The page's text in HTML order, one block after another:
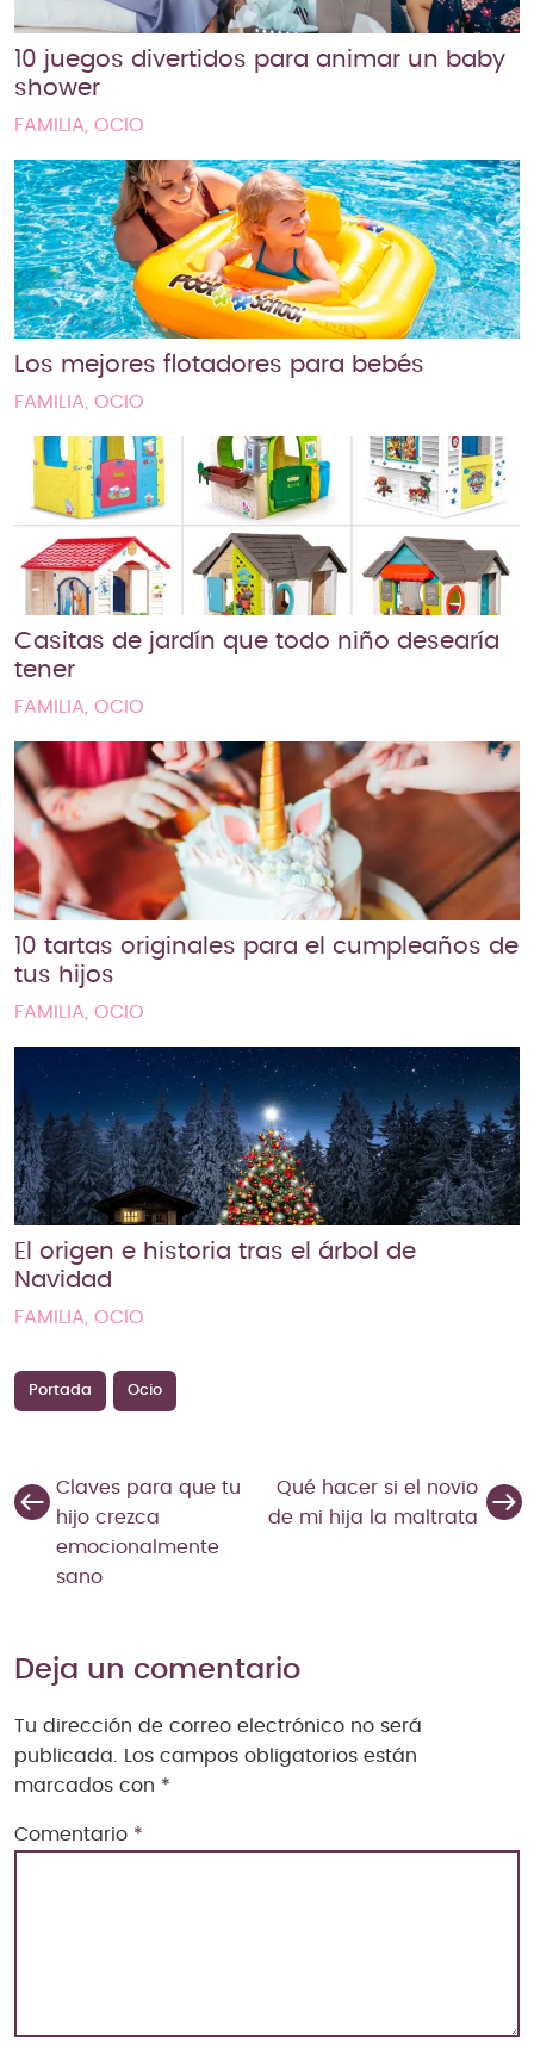
10 juegos divertidos para animar un baby
shower
FAMILIA, OCIO
Los mejores flotadores para bebés
FAMILIA, OCIO
Casitas de jardín que todo niño desearía
tener
FAMILIA, OCIO
10 tartas originales para el cumpleaños de
tus hijos
FAMILIA, OCIO
El origen e historia tras el árbol de
Navidad
FAMILIA, OCIO
Portada Ocio
Claves para que tu
hijo crezca
emocionalmente
sano
Qué hacer si el novio
de mi hija la maltrata
Deja un comentario
Tu dirección de correo electrónico no será
publicada.
Los campos obligatorios están
marcados con *
Comentario *